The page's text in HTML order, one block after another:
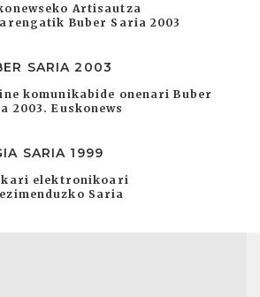
Artisautza
Buber Saria 2003
SARIA 2003
komunikabide onenari Buber
2003. Euskonews
SARIA 1999
elektronikoari
Saria